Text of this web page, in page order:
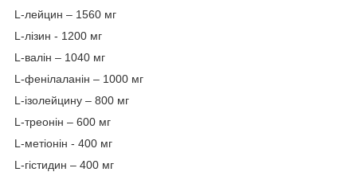
L-лейцин – 1560 мг
L-лізин - 1200 мг
L-валін – 1040 мг
L-фенілаланін – 1000 мг
L-ізолейцину – 800 мг
L-треонін – 600 мг
L-метіонін - 400 мг
L-гістидин – 400 мг